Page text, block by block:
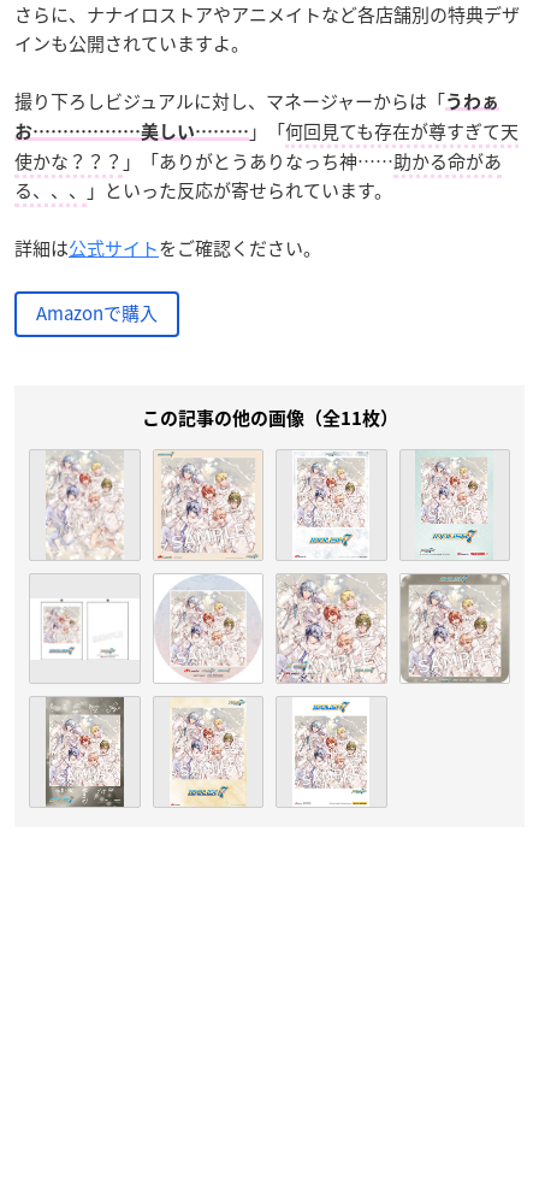
さらに、ナナイロストアやアニメイトなど各店舗別の特典デザ
インも公開されていますよ。
撮り下ろしビジュアルに対し、マネージャーからは「うわぁ
お………………美しい……… 」「何回見ても存在が尊すぎて天
使かな？？？ 」「ありがとうありなっち神……助かる命があ
る、、、
」といった反応が寄せられています。
詳細は公式サイトをご確認ください。
Amazonで購入
この記事の他の画像（全11枚）